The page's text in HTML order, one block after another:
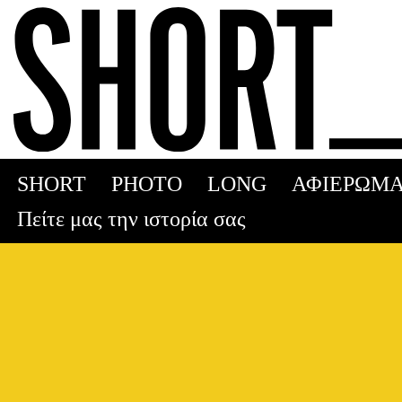
Skip
to
content
SHORT PHOTO LONG
Πείτε μας την ιστορία σας